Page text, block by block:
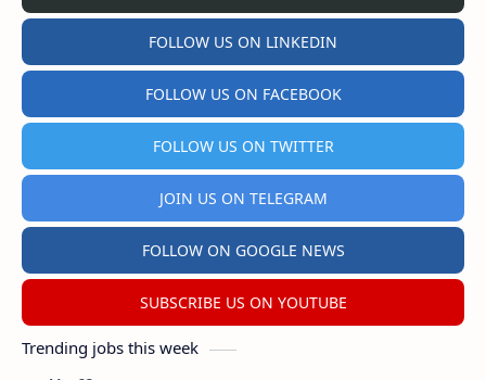
FOLLOW US ON LINKEDIN
FOLLOW US ON FACEBOOK
FOLLOW US ON TWITTER
JOIN US ON TELEGRAM
FOLLOW ON GOOGLE NEWS
SUBSCRIBE US ON YOUTUBE
Trending jobs this week